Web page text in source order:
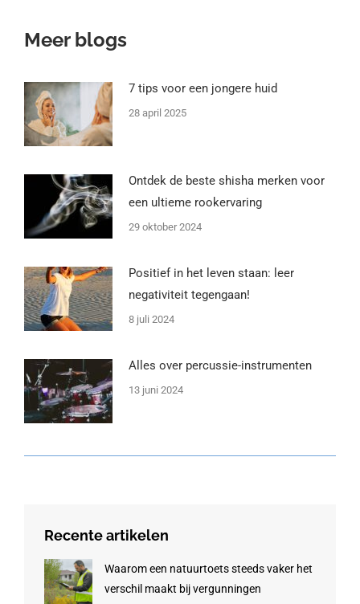
Meer blogs
7 tips voor een jongere huid
28 april 2025
Ontdek de beste shisha merken voor
een ultieme rookervaring
29 oktober 2024
Positief in het leven staan: leer
negativiteit tegengaan!
8 juli 2024
Alles over percussie-instrumenten
13 juni 2024
Recente artikelen
Waarom een natuurtoets steeds vaker het
verschil maakt bij vergunningen